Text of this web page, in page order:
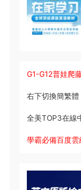
G1-G12普娃爬
右下切換簡繁
全美TOP3在線
學霸必備百度